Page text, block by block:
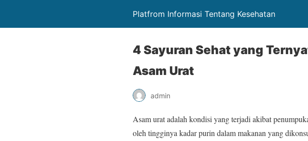
Platfrom Informasi Tentang Kesehatan
4 Sayuran Sehat yang
Asam Urat
admin
Asam urat adalah kondisi yang terjadi akibat
oleh tingginya kadar purin dalam makanan yang